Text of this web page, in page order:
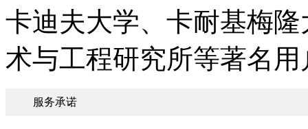
卡迪夫大学、卡耐基梅
术与工程研究所等著名用
服务承诺